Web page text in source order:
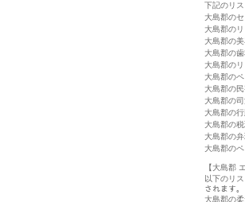
下記のリ
大島郡の
大島郡の
大島郡の
大島郡の
大島郡の
大島郡の
大島郡の
大島郡の
大島郡の
大島郡の
大島郡の
大島郡の
【大島郡
以下のリ
されます。
大島郡の